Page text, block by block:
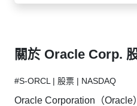
關於 Oracle Corp.
#S-ORCL | 股票 | NASDAQ
Oracle Corporation（